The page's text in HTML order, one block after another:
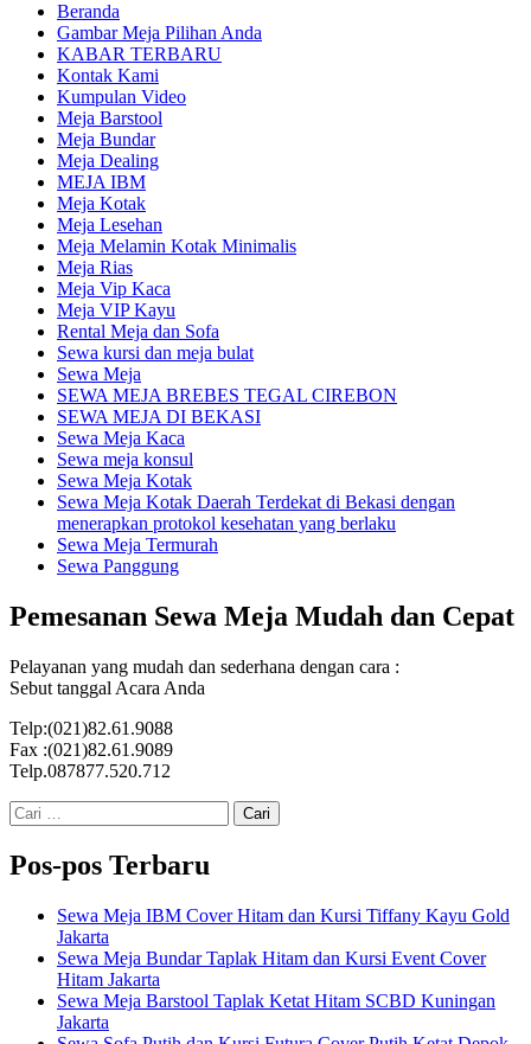
Beranda
Gambar Meja Pilihan Anda
KABAR TERBARU
Kontak Kami
Kumpulan Video
Meja Barstool
Meja Bundar
Meja Dealing
MEJA IBM
Meja Kotak
Meja Lesehan
Meja Melamin Kotak Minimalis
Meja Rias
Meja Vip Kaca
Meja VIP Kayu
Rental Meja dan Sofa
Sewa kursi dan meja bulat
Sewa Meja
SEWA MEJA BREBES TEGAL CIREBON
SEWA MEJA DI BEKASI
Sewa Meja Kaca
Sewa meja konsul
Sewa Meja Kotak
Sewa Meja Kotak Daerah Terdekat di Bekasi dengan
menerapkan protokol kesehatan yang berlaku
Sewa Meja Termurah
Sewa Panggung
Pemesanan Sewa Meja Mudah dan Cepat
Pelayanan yang mudah dan sederhana dengan cara :
Sebut tanggal Acara Anda
Telp:(021)82.61.9088
Fax :(021)82.61.9089
Telp.087877.520.712
Cari
untuk:
Pos-pos Terbaru
Sewa Meja IBM Cover Hitam dan Kursi Tiffany Kayu Gold
Jakarta
Sewa Meja Bundar Taplak Hitam dan Kursi Event Cover
Hitam Jakarta
Sewa Meja Barstool Taplak Ketat Hitam SCBD Kuningan
Jakarta